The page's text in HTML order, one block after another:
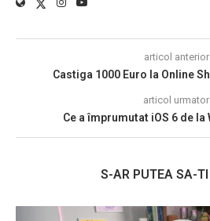
articol anterior
Castiga 1000 Euro la Online
articol urmator
Ce a împrumutat iOS 6 de la
S-AR PUTEA SA-